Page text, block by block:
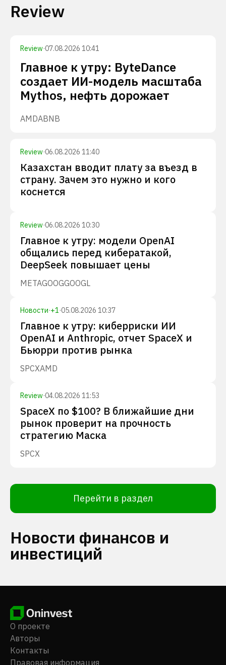
Review
Review·07.08.2026 10:41
Главное к утру: ByteDance
создает ИИ-модель масштаба
Mythos, нефть дорожает
AMDABNB
Review·06.08.2026 11:40
Казахстан вводит плату за въезд в
страну. Зачем это нужно и кого
коснется
Review·06.08.2026 10:30
Главное к утру: модели OpenAI
общались перед кибератакой,
DeepSeek повышает цены
METAGOOGGOOGL
Новости·+1·05.08.2026 10:37
Главное к утру: киберриски ИИ
OpenAI и Anthropic, отчет SpaceX и
Бьюрри против рынка
SPCXAMD
Review·04.08.2026 11:53
SpaceX по $100? В ближайшие дни
рынок проверит на прочность
стратегию Маска
SPCX
Перейти в раздел
Новости финансов и
инвестиций
О проекте
Авторы
Контакты
Правовая информация